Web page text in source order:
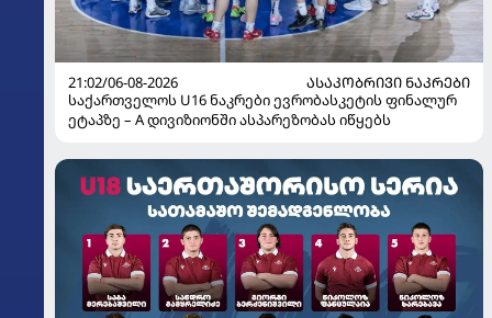
21:02/06-08-2026
ᲐᲡᲐᲙᲝᲑᲠᲘᲕᲘ ᲜᲐᲙᲠᲔᲑᲘ
საქართველოს U16 ნაკრები ევრობასკეტის ფინალურ
ეტაპზე – A დივიზიონში ასპარეზობას იწყებს